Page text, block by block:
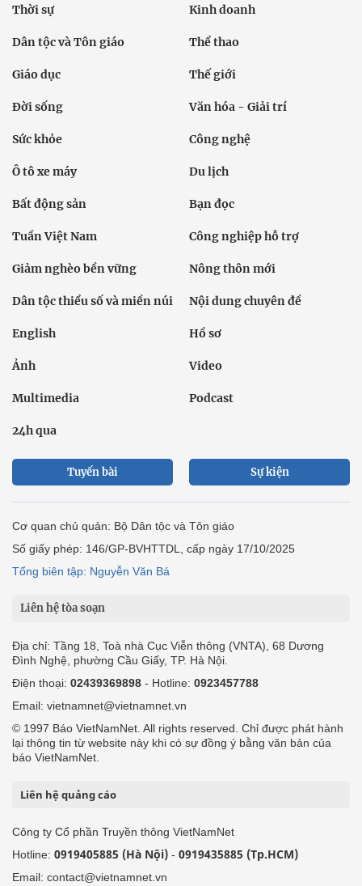
Thời sự Kinh doanh
Dân tộc và Tôn giáo Thể thao
Giáo dục Thế giới
Đời sống Văn hóa - Giải trí
Sức khỏe Công nghệ
Ô tô xe máy Du lịch
Bất động sản Bạn đọc
Tuần Việt Nam Công nghiệp hỗ trợ
Giảm nghèo bền vững Nông thôn mới
Dân tộc thiểu số và miền núi Nội dung chuyên đề
English Hồ sơ
Ảnh Video
Multimedia Podcast
24h qua
Tuyến bài Sự kiện
Cơ quan chủ quản: Bộ Dân tộc và Tôn giáo
Số giấy phép: 146/GP-BVHTTDL, cấp ngày 17/10/2025
Tổng biên tập: Nguyễn Văn Bá
Liên hệ tòa soạn
Địa chỉ: Tầng 18, Toà nhà Cục Viễn thông (VNTA), 68 Dương
Đình Nghệ, phường Cầu Giấy, TP. Hà Nội.
Điện thoại: 02439369898 - Hotline: 0923457788
Email: vietnamnet@vietnamnet.vn
© 1997 Báo VietNamNet. All rights reserved. Chỉ được phát hành
lại thông tin từ website này khi có sự đồng ý bằng văn bản của
báo VietNamNet.
Liên hệ quảng cáo
Công ty Cổ phần Truyền thông VietNamNet
Hotline: 0919405885 (Hà Nội) - 0919435885 (Tp.HCM)
Email: contact@vietnamnet.vn